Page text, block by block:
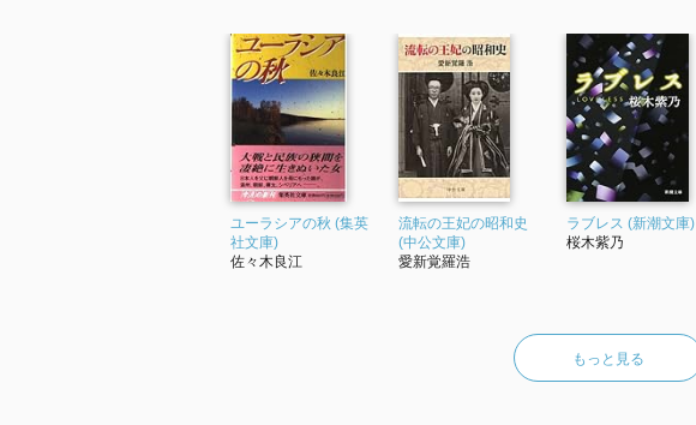
ユーラシアの秋 (集英
社文庫)
佐々木良江
流転の王妃の昭和史
(中公文庫)
愛新覚羅浩
ラブレス (新潮文庫)
桜木紫乃
もっと見る